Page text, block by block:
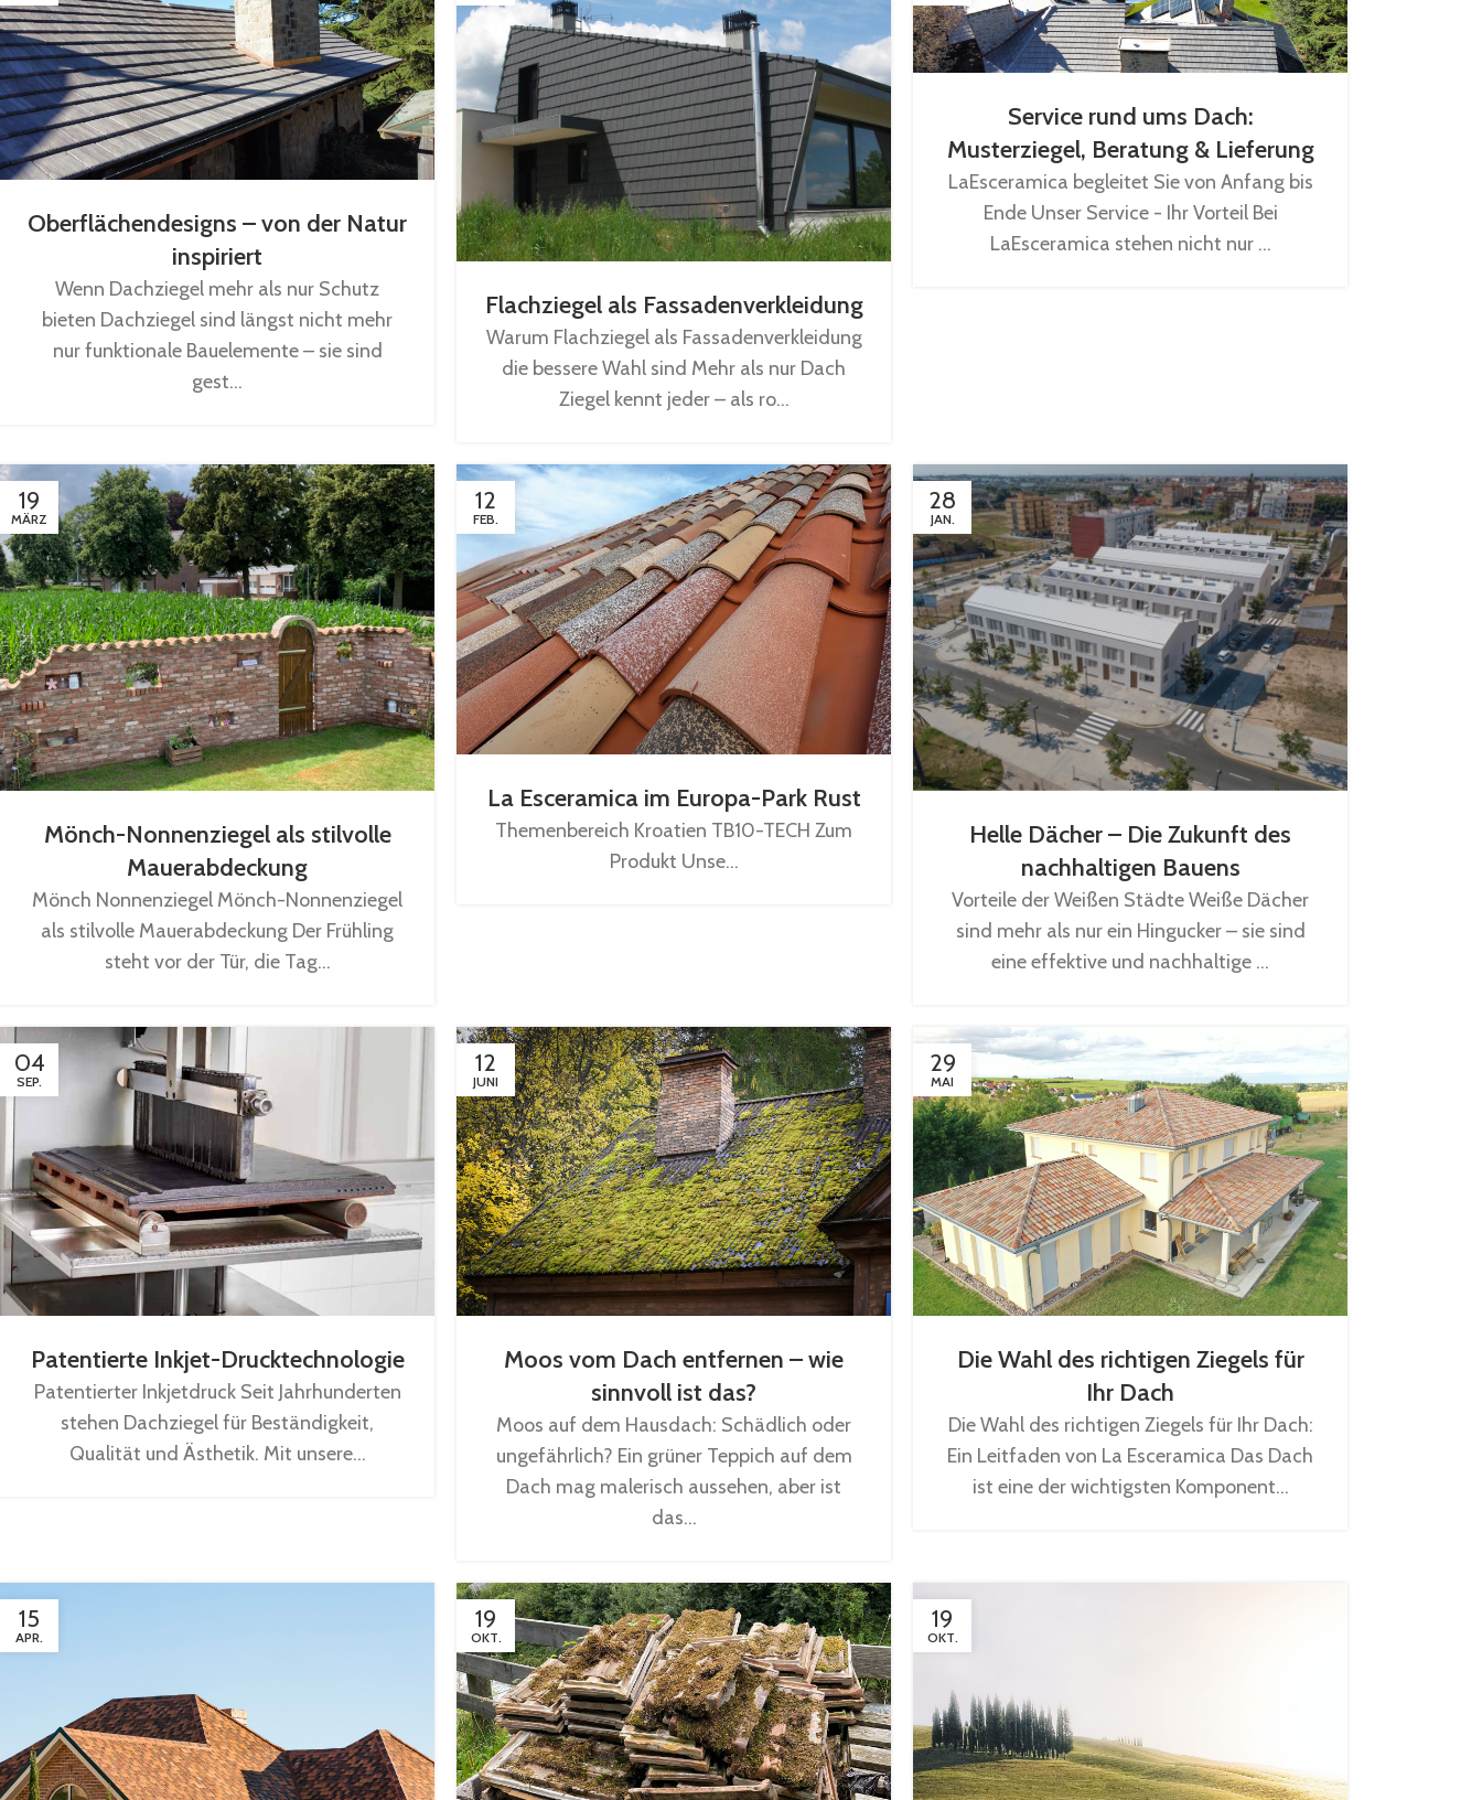
Oberflächendesigns – von der Natur
inspiriert
Wenn Dachziegel mehr als nur Schutz
bieten Dachziegel sind längst nicht mehr
nur funktionale Bauelemente – sie sind
gest...
Flachziegel als Fassadenverkleidung
Warum Flachziegel als Fassadenverkleidung
die bessere Wahl sind Mehr als nur Dach
Ziegel kennt jeder – als ro...
Service rund ums Dach:
Musterziegel, Beratung & Lieferung
LaEsceramica begleitet Sie von Anfang bis
Ende Unser Service - Ihr Vorteil Bei
LaEsceramica stehen nicht nur ...
19
MÄRZ
Mönch-Nonnenziegel als stilvolle
Mauerabdeckung
Mönch Nonnenziegel Mönch-Nonnenziegel
als stilvolle Mauerabdeckung Der Frühling
steht vor der Tür, die Tag...
12
FEB.
La Esceramica im Europa-Park Rust
Themenbereich Kroatien TB10-TECH Zum
Produkt Unse...
28
JAN.
Helle Dächer – Die Zukunft des
nachhaltigen Bauens
Vorteile der Weißen Städte Weiße Dächer
sind mehr als nur ein Hingucker – sie sind
eine effektive und nachhaltige ...
04
SEP.
Patentierte Inkjet-Drucktechnologie
Patentierter Inkjetdruck Seit Jahrhunderten
stehen Dachziegel für Beständigkeit,
Qualität und Ästhetik. Mit unsere...
12
JUNI
Moos vom Dach entfernen – wie
sinnvoll ist das?
Moos auf dem Hausdach: Schädlich oder
ungefährlich? Ein grüner Teppich auf dem
Dach mag malerisch aussehen, aber ist
das...
29
MAI
Die Wahl des richtigen Ziegels für
Ihr Dach
Die Wahl des richtigen Ziegels für Ihr Dach:
Ein Leitfaden von La Esceramica Das Dach
ist eine der wichtigsten Komponent...
15
APR.
19
OKT.
19
OKT.